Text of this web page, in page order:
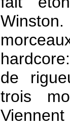
de
trois